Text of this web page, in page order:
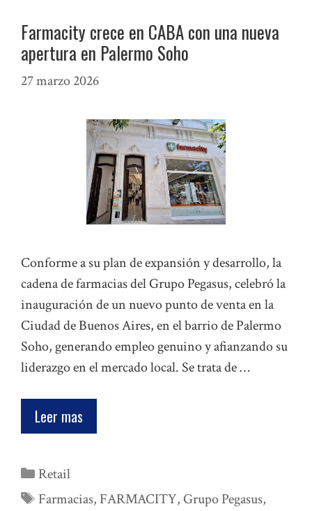
Farmacity crece en CABA con una nueva
apertura en Palermo Soho
27 marzo 2026
Conforme a su plan de expansión y desarrollo, la
cadena de farmacias del Grupo Pegasus, celebró la
inauguración de un nuevo punto de venta en la
Ciudad de Buenos Aires, en el barrio de Palermo
Soho, generando empleo genuino y afianzando su
liderazgo en el mercado local. Se trata de …
Leer mas
Categorías
Retail
Etiquetas
Farmacias, FARMACITY, Grupo Pegasus,